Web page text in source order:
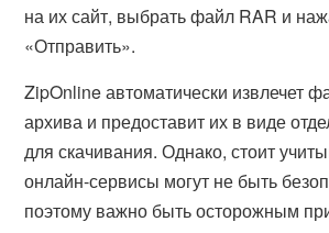
на их сайт, выбрать файл RAR и
«Отправить».
ZipOnline автоматически извлечет
архива и предоставит их в виде
для скачивания. Однако, стоит
онлайн-сервисы могут не быть
поэтому важно быть осторожным